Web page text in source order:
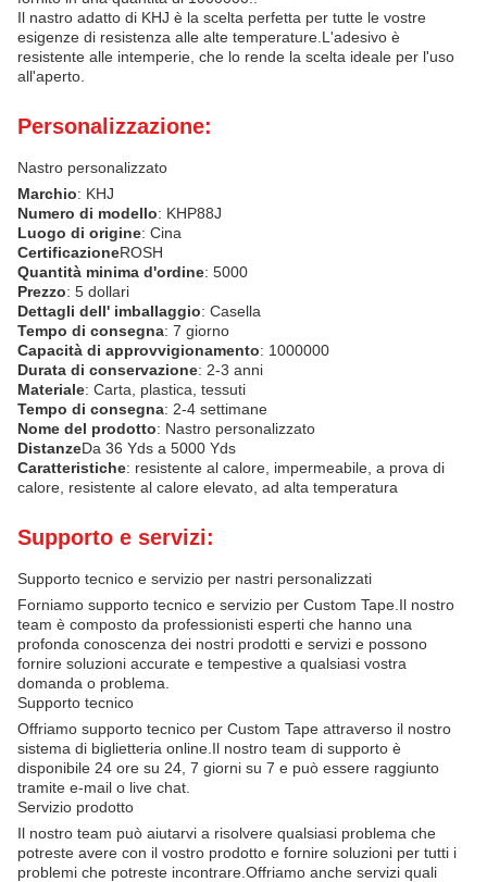
Il nastro adatto di KHJ è la scelta perfetta per tutte le vostre
esigenze di resistenza alle alte temperature.L'adesivo è
resistente alle intemperie, che lo rende la scelta ideale per l'uso
all'aperto.
Personalizzazione:
Nastro personalizzato
Marchio: KHJ
Numero di modello: KHP88J
Luogo di origine: Cina
CertificazioneROSH
Quantità minima d'ordine: 5000
Prezzo: 5 dollari
Dettagli dell' imballaggio: Casella
Tempo di consegna: 7 giorno
Capacità di approvvigionamento: 1000000
Durata di conservazione: 2-3 anni
Materiale: Carta, plastica, tessuti
Tempo di consegna: 2-4 settimane
Nome del prodotto: Nastro personalizzato
DistanzeDa 36 Yds a 5000 Yds
Caratteristiche: resistente al calore, impermeabile, a prova di
calore, resistente al calore elevato, ad alta temperatura
Supporto e servizi:
Supporto tecnico e servizio per nastri personalizzati
Forniamo supporto tecnico e servizio per Custom Tape.Il nostro
team è composto da professionisti esperti che hanno una
profonda conoscenza dei nostri prodotti e servizi e possono
fornire soluzioni accurate e tempestive a qualsiasi vostra
domanda o problema.
Supporto tecnico
Offriamo supporto tecnico per Custom Tape attraverso il nostro
sistema di biglietteria online.Il nostro team di supporto è
disponibile 24 ore su 24, 7 giorni su 7 e può essere raggiunto
tramite e-mail o live chat.
Servizio prodotto
Il nostro team può aiutarvi a risolvere qualsiasi problema che
potreste avere con il vostro prodotto e fornire soluzioni per tutti i
problemi che potreste incontrare.Offriamo anche servizi quali